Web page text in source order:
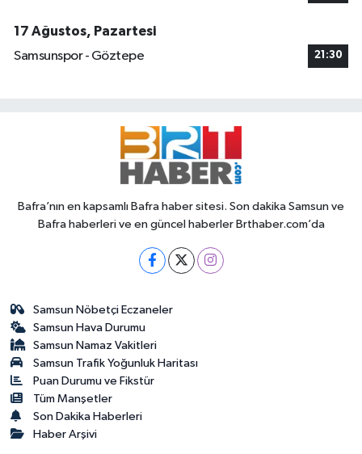
17 Ağustos, Pazartesi
Samsunspor - Göztepe
21:30
Bafra’nın en kapsamlı Bafra haber sitesi. Son dakika Samsun ve
Bafra haberleri ve en güncel haberler Brthaber.com’da
Samsun Nöbetçi Eczaneler
Samsun Hava Durumu
Samsun Namaz Vakitleri
Samsun Trafik Yoğunluk Haritası
Puan Durumu ve Fikstür
Tüm Manşetler
Son Dakika Haberleri
Haber Arşivi